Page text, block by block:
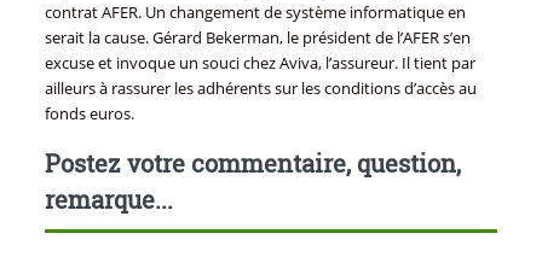
contrat AFER. Un changement de système informatique en
serait la cause. Gérard Bekerman, le président de l’AFER s’en
excuse et invoque un souci chez Aviva, l’assureur. Il tient par
ailleurs à rassurer les adhérents sur les conditions d’accès au
fonds euros.
Postez votre commentaire, question,
remarque...